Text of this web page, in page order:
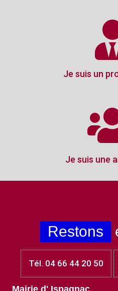
Je suis un
Je suis une
Restons
Tél. 04 66 44 20 50
Mairie d' Ispagnac